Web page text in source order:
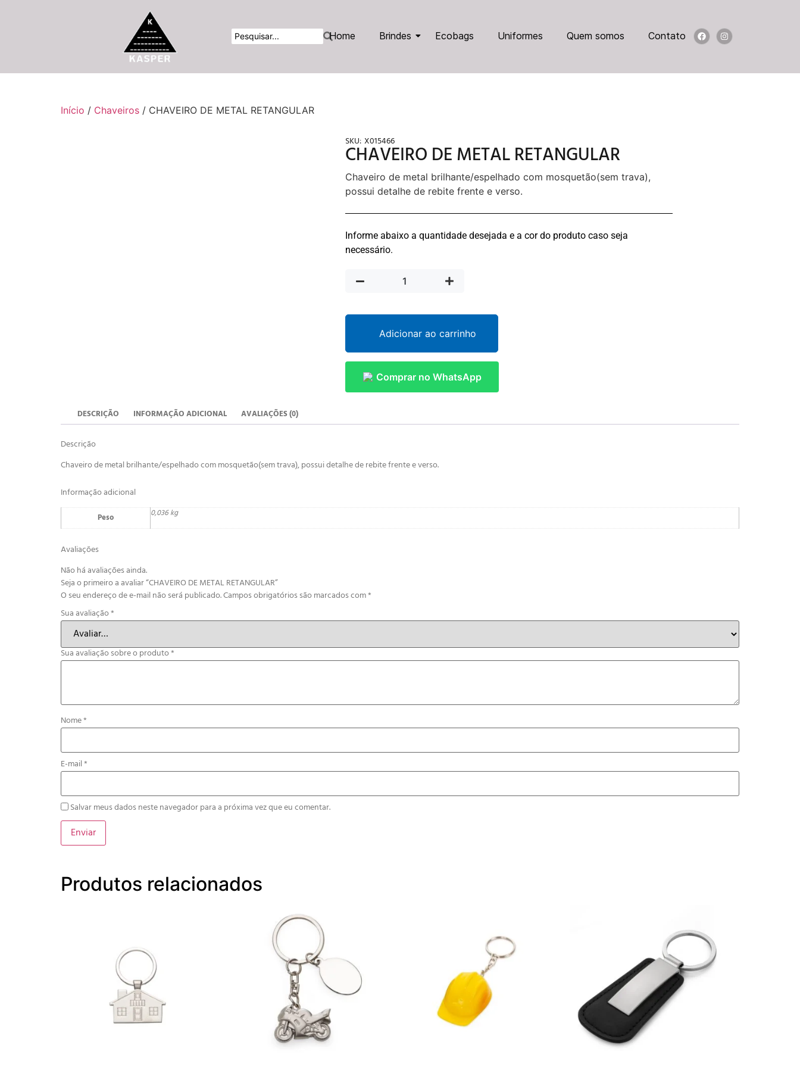
Home Brindes Ecobags Uniformes Quem somos Contato
Início / Chaveiros / CHAVEIRO DE METAL RETANGULAR
SKU: X015466
CHAVEIRO DE METAL RETANGULAR
Chaveiro de metal brilhante/espelhado com mosquetão(sem trava),
possui detalhe de rebite frente e verso.
Informe abaixo a quantidade desejada e a cor do produto caso seja
necessário.
Adicionar ao carrinho
Comprar no WhatsApp
DESCRIÇÃO INFORMAÇÃO ADICIONAL AVALIAÇÕES (0)
Descrição
Chaveiro de metal brilhante/espelhado com mosquetão(sem trava), possui detalhe de rebite frente e verso.
Informação adicional
Peso 0,036 kg
Avaliações
Não há avaliações ainda.
Seja o primeiro a avaliar “CHAVEIRO DE METAL RETANGULAR”
O seu endereço de e-mail não será publicado.Campos obrigatórios são marcados com*
Sua avaliação*
Sua avaliação sobre o produto*
Nome*
E-mail*
Salvar meus dados neste navegador para a próxima vez que eu comentar.
Produtos relacionados